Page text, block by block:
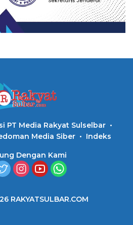
PT Media Rakyat Sulselbar
Media Siber Indeks
Dengan Kami
RAKYATSULBAR.COM